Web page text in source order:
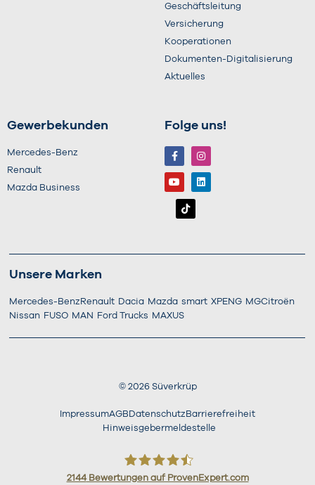
Geschäftsleitung
Versicherung
Kooperationen
Dokumenten-Digitalisierung
Aktuelles
Gewerbekunden
Mercedes-Benz
Renault
Mazda Business
Folge uns!
Unsere Marken
Mercedes-Benz Renault Dacia Mazda smart XPENG MGCitroën
Nissan FUSO MAN Ford Trucks MAXUS
© 2026Süverkrüp
ImpressumAGB Datenschutz Barrierefreiheit
Hinweisgebermeldestelle
2144Bewertungen auf ProvenExpert.com